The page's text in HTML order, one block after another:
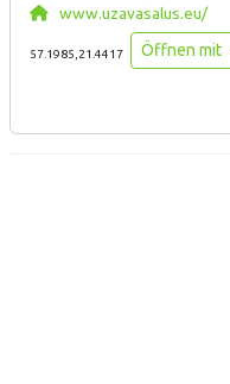
www.uzavasalus.eu/
57.1985,21.4417 Öffnen mit